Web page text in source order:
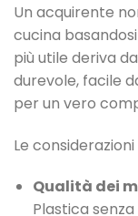
Un acquirente
cucina
più utile deriva
durevole, facile
per un vero
Le
Qualità dei
Plastica